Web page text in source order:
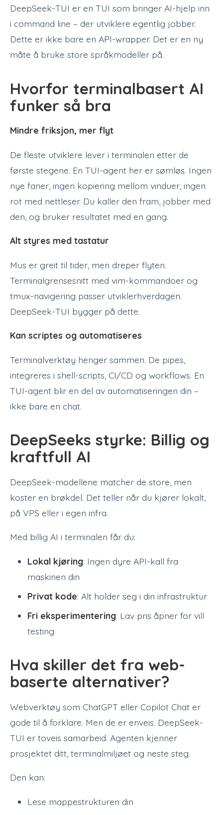
DeepSeek-TUI er en TUI som bringer AI-hjelp inn
i command line – der utviklere egentlig jobber.
Dette er ikke bare en API-wrapper. Det er en ny
måte å bruke store språkmodeller på.
Hvorfor terminalbasert AI
funker så bra
Mindre friksjon, mer flyt
De fleste utviklere lever i terminalen etter de
første stegene. En TUI-agent her er sømløs. Ingen
nye faner, ingen kopiering mellom vinduer, ingen
rot med nettleser. Du kaller den fram, jobber med
den, og bruker resultatet med en gang.
Alt styres med tastatur
Mus er greit til tider, men dreper flyten.
Terminalgrensesnitt med vim-kommandoer og
tmux-navigering passer utviklerhverdagen.
DeepSeek-TUI bygger på dette.
Kan scriptes og automatiseres
Terminalverktøy henger sammen. De pipes,
integreres i shell-scripts, CI/CD og workflows. En
TUI-agent blir en del av automatiseringen din –
ikke bare en chat.
DeepSeeks styrke: Billig og
kraftfull AI
DeepSeek-modellene matcher de store, men
koster en brøkdel. Det teller når du kjører lokalt,
på VPS eller i egen infra.
Med billig AI i terminalen får du:
Lokal kjøring: Ingen dyre API-kall fra
maskinen din
Privat kode: Alt holder seg i din infrastruktur
Fri eksperimentering: Lav pris åpner for vill
testing
Hva skiller det fra web-
baserte alternativer?
Webverktøy som ChatGPT eller Copilot Chat er
gode til å forklare. Men de er enveis. DeepSeek-
TUI er toveis samarbeid. Agenten kjenner
prosjektet ditt, terminalmiljøet og neste steg.
Den kan:
Lese mappestrukturen din